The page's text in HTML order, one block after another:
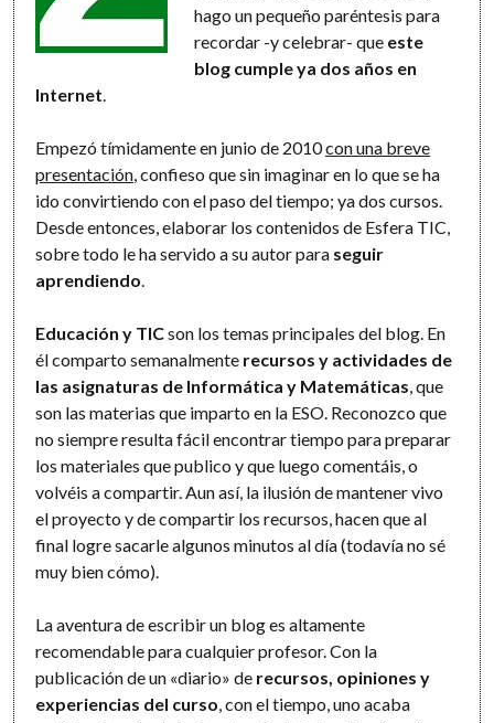
hago un pequeño paréntesis para
recordar -y celebrar- que este
blog cumple ya dos años en
Internet
Empezó tímidamente en junio de 2010con una breve
presentación , confieso que sin imaginar en lo que se ha
ido convirtiendo con el paso del tiempo; ya dos cursos.
Desde entonces, elaborar los contenidos de Esfera TIC,
sobre todo le ha servido a su autor para seguir
aprendiendo
Educación y TICson los temas principales del blog. En
él comparto semanalmente recursos y actividades de
las asignaturas de Informática y Matemáticas , que
son las materias que imparto en la ESO. Reconozco que
no siempre resulta fácil encontrar tiempo para preparar
los materiales que publico y que luego comentáis, o
volvéis a compartir. Aun así, la ilusión de mantener vivo
el proyecto y de compartir los recursos, hacen que al
final logre sacarle algunos minutos al día (todavía no sé
muy bien cómo).
La aventura de escribir un blog es altamente
recomendable para cualquier profesor. Con la
publicación de un «diario» de recursos, opiniones y
experiencias del curso , con el tiempo, uno acaba